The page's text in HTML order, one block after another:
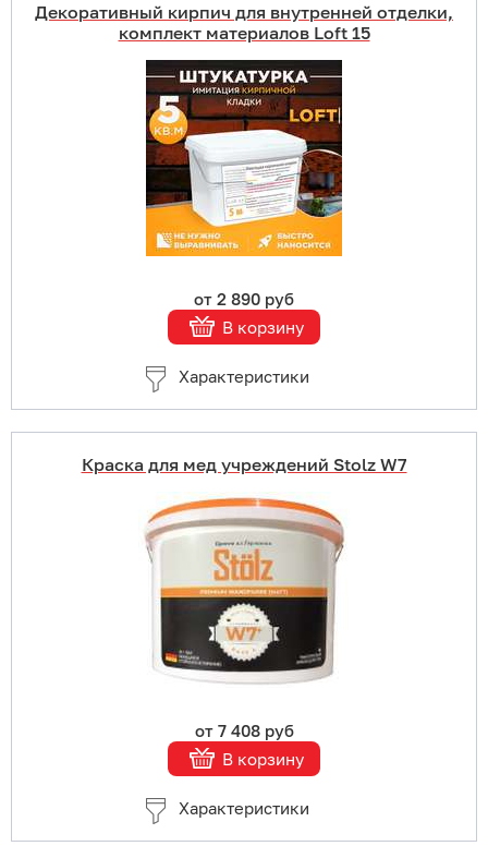
Декоративный кирпич для внутренней отделки,
комплект материалов Loft 15
от 2 890 руб
В корзину
Характеристики
Купить в 1 клик
В корзину
Подробнее
Краска для мед учреждений Stolz W7
от 7 408 руб
В корзину
Характеристики
Купить в 1 клик
В корзину
Подробнее